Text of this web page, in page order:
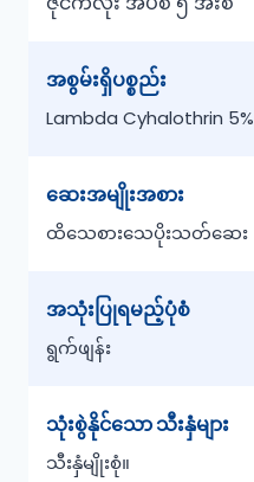
အစွမ်းရှိပစ္စည်း
Lambda Cyhalothrin 5%
ဆေးအမျိုးအစား
ထိသေစားသေပိုးသတ်ဆေး
အသုံးပြုရမည့်ပုံစံ
ရွက်ဖျန်း
သုံးစွဲနိုင်သော သီးနှံများ
သီးနှံမျိုးစုံ။